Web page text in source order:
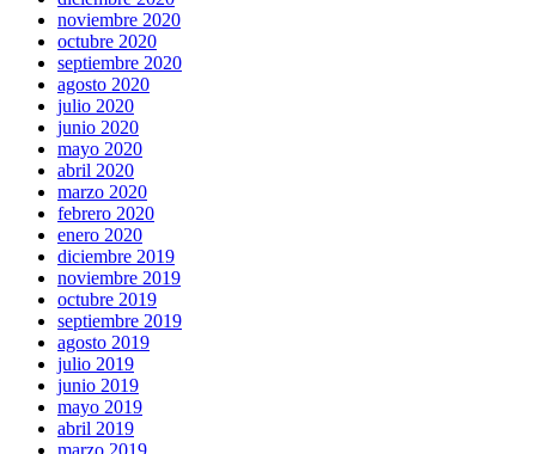
noviembre 2020
octubre 2020
septiembre 2020
agosto 2020
julio 2020
junio 2020
mayo 2020
abril 2020
marzo 2020
febrero 2020
enero 2020
diciembre 2019
noviembre 2019
octubre 2019
septiembre 2019
agosto 2019
julio 2019
junio 2019
mayo 2019
abril 2019
marzo 2019